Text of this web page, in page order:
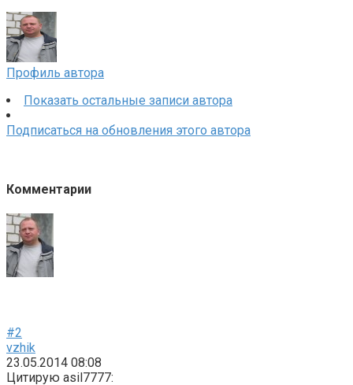
Профиль автора
Показать остальные записи автора
Подписаться на обновления этого автора
Комментарии
#2
vzhik
23.05.2014 08:08
Цитирую asil7777: